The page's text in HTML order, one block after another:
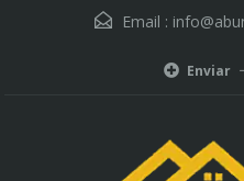
Email :
Enviar